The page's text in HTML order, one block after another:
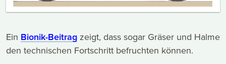
Ein Bionik-Beitrag zeigt, dass sogar Gräser und Halme
den technischen Fortschritt befruchten können.